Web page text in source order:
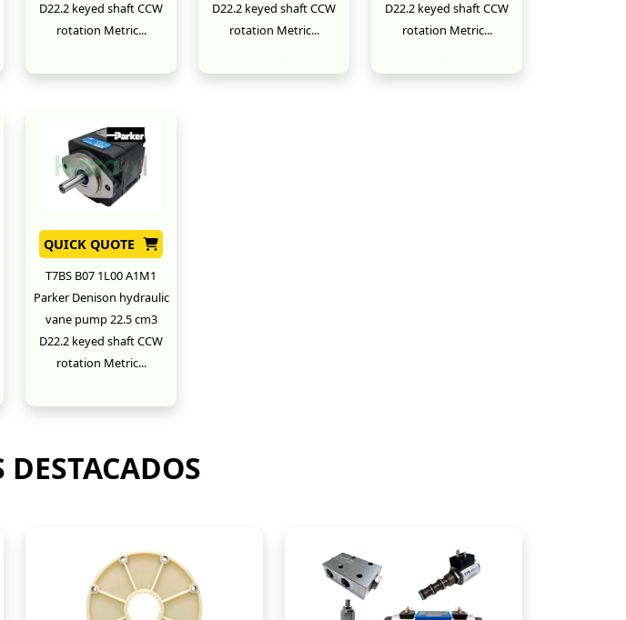
D22.2 keyed shaft CCW
rotation Metric...
D22.2 keyed shaft CCW
rotation Metric...
D22.2 keyed shaft CCW
rotation Metric...
QUICK QUOTE
T7BS B07 1L00 A1M1
Parker Denison hydraulic
vane pump 22.5 cm3
D22.2 keyed shaft CCW
rotation Metric...
DESTACADOS